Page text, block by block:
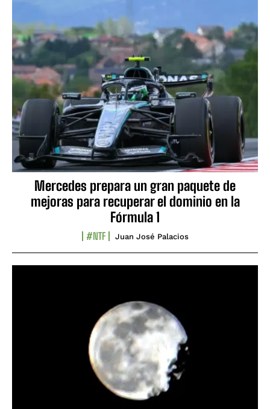
Mercedes prepara un gran paquete de
mejoras para recuperar el dominio en la
Fórmula 1
#NTF Juan José Palacios